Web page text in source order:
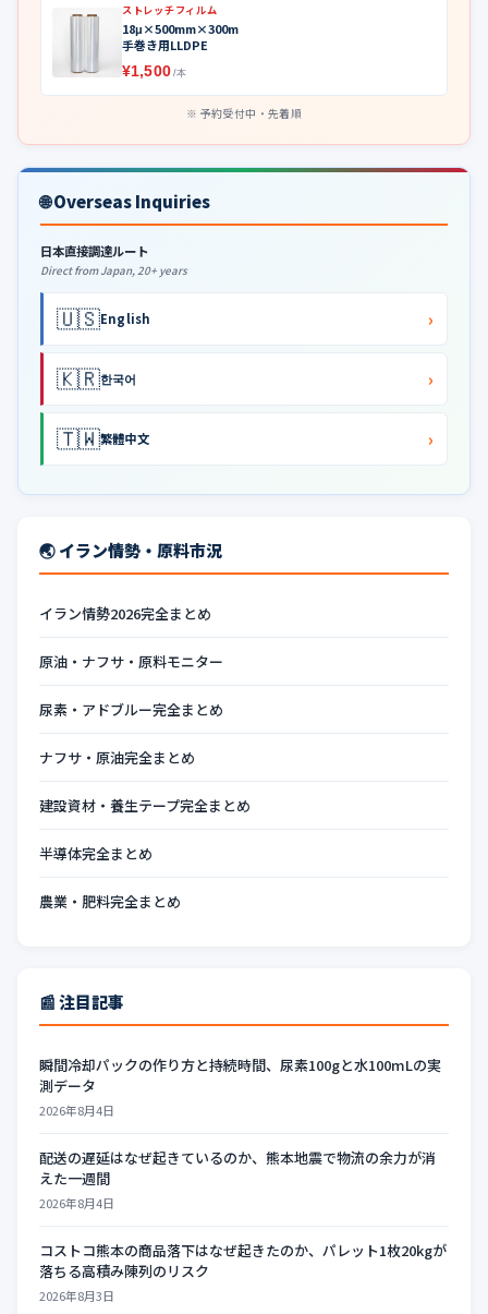
ストレッチフィルム
18μ×500mm×300m
手巻き用LLDPE
¥1,500 /本
予約受付中・先着順
🌐 Overseas Inquiries
日本直接調達ルート
Direct from Japan, 20+ years
🇺🇸English ›
🇰🇷한국어 ›
🇹🇼繁體中文 ›
🌏 イラン情勢・原料市況
イラン情勢2026完全まとめ
原油・ナフサ・原料モニター
尿素・アドブルー完全まとめ
ナフサ・原油完全まとめ
建設資材・養生テープ完全まとめ
半導体完全まとめ
農業・肥料完全まとめ
📰 注目記事
瞬間冷却パックの作り方と持続時間、尿素100gと水100mLの実
測データ
2026年8月4日
配送の遅延はなぜ起きているのか、熊本地震で物流の余力が消
えた一週間
2026年8月4日
コストコ熊本の商品落下はなぜ起きたのか、パレット1枚20kgが
落ちる高積み陳列のリスク
2026年8月3日